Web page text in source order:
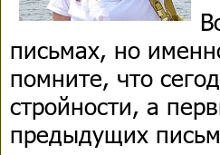
письмах, но
помните, что
стройности, а
предыдущих